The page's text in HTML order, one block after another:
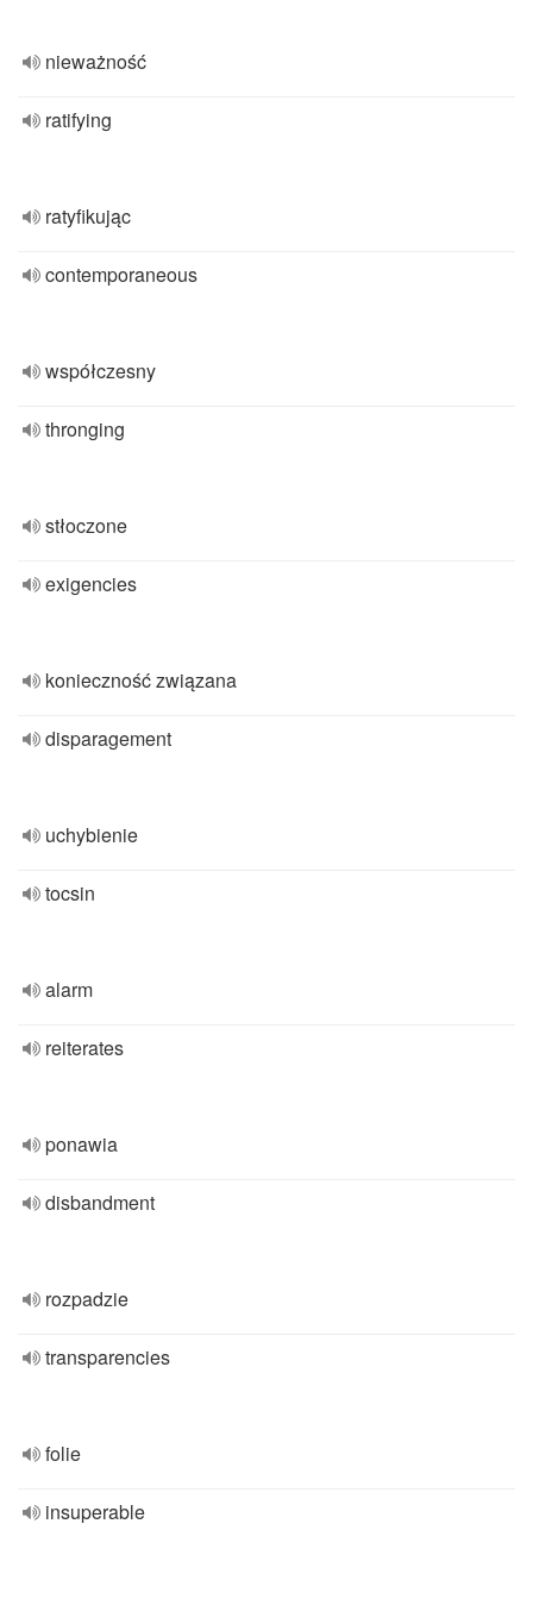
nieważność
ratifying
ratyfikując
contemporaneous
współczesny
thronging
stłoczone
exigencies
konieczność związana
disparagement
uchybienie
tocsin
alarm
reiterates
ponawia
disbandment
rozpadzie
transparencies
folie
insuperable